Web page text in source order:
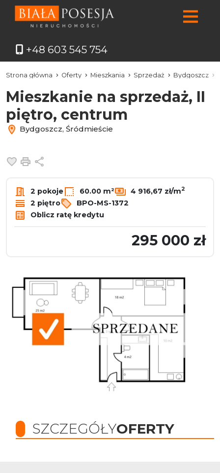
+48 603 545 754
Strona główna Oferty Mieszkania Sprzedaż Bydgoszcz
Mieszkanie na sprzedaż, II
piętro, centrum
Bydgoszcz, Śródmieście
Dodaj do ulubionych
Drukuj
2 pokoje 60.00 m² 4 916,67 zł/m2
2 piętro
BPO-MS-1372
Oblicz ratę kredytu
295 000 zł
SZCZEGÓŁYOFERTY